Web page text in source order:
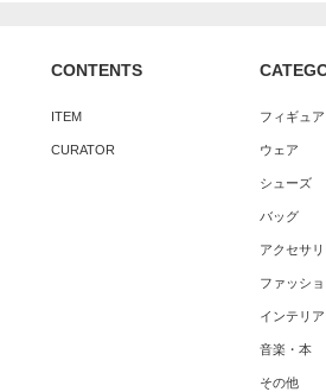
CONTENTS
ITEM
CURATOR
フィギュ
ウェア
シューズ
バッグ
アクセサ
ファッシ
インテリア
音楽・本
その他